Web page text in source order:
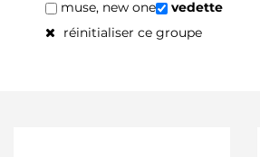
muse, new one
vedette
réinitialiser ce groupe